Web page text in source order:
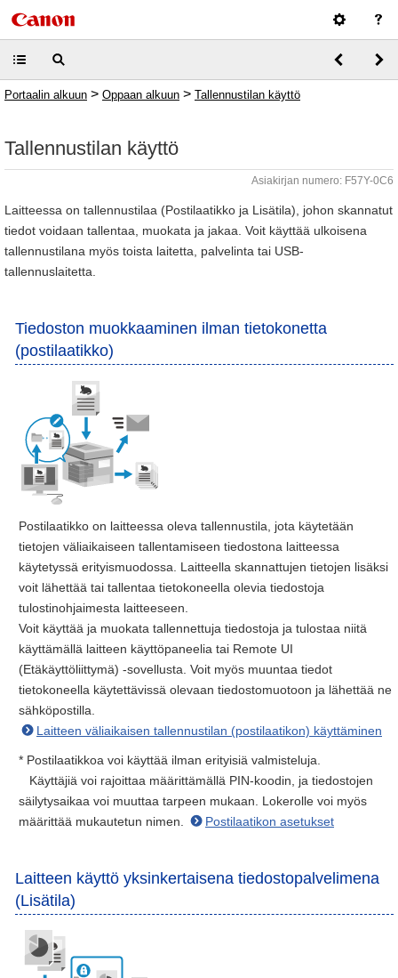
Portaalin alkuun > Oppaan alkuun > Tallennustilan käyttö
Tallennustilan käyttö
Asiakirjan numero: F57Y-0C6
Laitteessa on tallennustilaa (Postilaatikko ja Lisätila), johon skannatut
tiedot voidaan tallentaa, muokata ja jakaa. Voit käyttää ulkoisena
tallennustilana myös toista laitetta, palvelinta tai USB-
tallennuslaitetta.
Tiedoston muokkaaminen ilman tietokonetta
(postilaatikko)
Postilaatikko on laitteessa oleva tallennustila, jota käytetään
tietojen väliaikaiseen tallentamiseen tiedostona laitteessa
käytetyssä erityismuodossa. Laitteella skannattujen tietojen lisäksi
voit lähettää tai tallentaa tietokoneella olevia tiedostoja
tulostinohjaimesta laitteeseen.
Voit käyttää ja muokata tallennettuja tiedostoja ja tulostaa niitä
käyttämällä laitteen käyttöpaneelia tai Remote UI
(Etäkäyttöliittymä) -sovellusta. Voit myös muuntaa tiedot
tietokoneella käytettävissä olevaan tiedostomuotoon ja lähettää ne
sähköpostilla.
Laitteen väliaikaisen tallennustilan (postilaatikon) käyttäminen
* Postilaatikkoa voi käyttää ilman erityisiä valmisteluja.
Käyttäjiä voi rajoittaa määrittämällä PIN-koodin, ja tiedostojen
säilytysaikaa voi muuttaa tarpeen mukaan. Lokerolle voi myös
määrittää mukautetun nimen.
Postilaatikon asetukset
Laitteen käyttö yksinkertaisena tiedostopalvelimena
(Lisätila)